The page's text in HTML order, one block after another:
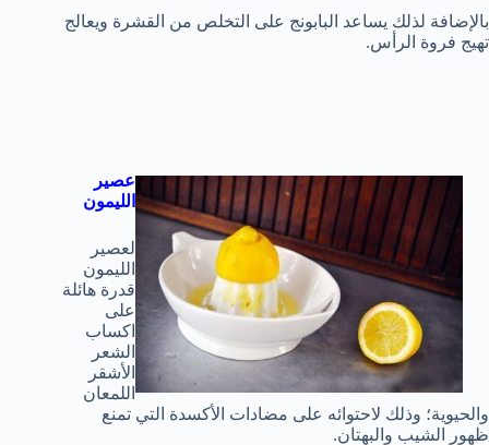
بالإضافة لذلك يساعد البابونج على التخلص من القشرة ويعالج
تهيج فروة الرأس.
عصير
الليمون
لعصير
الليمون
قدرة هائلة
على
اكساب
الشعر
الأشقر
اللمعان
والحيوية؛ وذلك لاحتوائه على مضادات الأكسدة التي تمنع
ظهور الشيب والبهتان.